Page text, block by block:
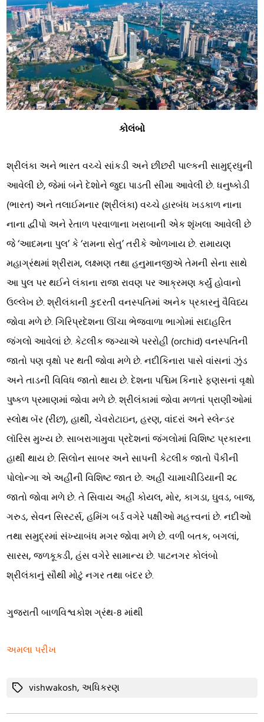
કોલંબો
શ્રીલંકા અને ભારત વચ્ચે સાંકડી અને છીછરી પાલ્કની સામુદ્રધુની
આવેલી છે, જેમાં બંને દેશોને જુદા પાડતી સીમા આવેલી છે. ધનુષ્કોડી
(ભારત) અને તલાઈમનાર (શ્રીલંકા) વચ્ચે હારબંધ ખડકાળ નાના
નાના દ્વીપો અને રેતાળ પરવાળાના ખરાબાની એક શૃંખલા આવેલી છે
જે ‘આદમના પુલ’ કે ‘રામના સેતુ’ તરીકે ઓળખાય છે. રામાયણ
મહાગ્રંથમાં શ્રીરામ, લક્ષ્મણ તથા હનુમાનજીએ તેમની સેના સાથે
આ પુલ પર થઈને લંકાના રાજા રાવણ પર આક્રમણ કર્યું હોવાનો
ઉલ્લેખ છે. શ્રીલંકાની કુદરતી વનસ્પતિમાં અનેક પ્રકારનું વૈવિધ્ય
જોવા મળે છે. ગિરિપ્રદેશના ઊંચા ભેજવાળા ભાગોમાં સદાહરિત
જંગલો આવેલાં છે. કેટલીક જગ્યાએ પરરોહી (orchid) વનસ્પતિની
જાતો પણ વૃક્ષો પર થતી જોવા મળે છે. નદીકિનારા પાસે વાંસનાં ઝુંડ
અને તાડની વિવિધ જાતો થાય છે. દેશના પશ્ચિમ કિનારે ફણસનાં વૃક્ષો
પુષ્કળ પ્રમાણમાં જોવા મળે છે. શ્રીલંકામાં જોવા મળતાં પ્રાણીઓમાં
સ્લોથ બૅર (રીંછ), હાથી, ચેવરોટાઇન, હરણ, વાંદરાં અને સ્લેન્ડર
લૉરિસ મુખ્ય છે. સાબરાગામુવા પ્રદેશનાં જંગલોમાં વિશિષ્ટ પ્રકારના
હાથી થાય છે. સિલોન સાબર અને સાપની કેટલીક જાતો પૈકીની
પોલોન્ગા એ અહીંની વિશિષ્ટ જાત છે. અહીં ચામાચીડિયાની ૨૮
જાતો જોવા મળે છે. તે સિવાય અહીં કોયલ, મોર, કાગડા, ઘુવડ, બાજ,
ગરુડ, સેવન સિસ્ટર્સ, હમિંગ બર્ડ વગેરે પક્ષીઓ મહત્ત્વનાં છે. નદીઓ
તથા સમુદ્રમાં સંખ્યાબંધ મગર જોવા મળે છે. વળી બતક, બગલાં,
સારસ, જળકૂકડી, હંસ વગેરે સામાન્ય છે. પાટનગર કોલંબો
શ્રીલંકાનું સૌથી મોટું નગર તથા બંદર છે.
ગુજરાતી બાળવિશ્વકોશ ગ્રંથ-8 માંથી
અમલા પરીખ
Tagsvishwakosh,અધિકરણ